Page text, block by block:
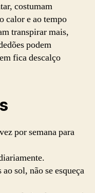
costumam
calor e ao tempo
transpirar mais,
podem
fica descalço
por semana para
sol, não se esqueça